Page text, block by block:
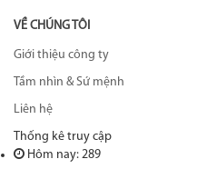
VỀ CHÚNG TÔI
Giới thiệu công ty
Tầm nhìn & Sứ mệnh
Liên hệ
Thống kê truy cập
Hôm nay: 289